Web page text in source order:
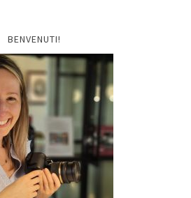
BENVENUTI!